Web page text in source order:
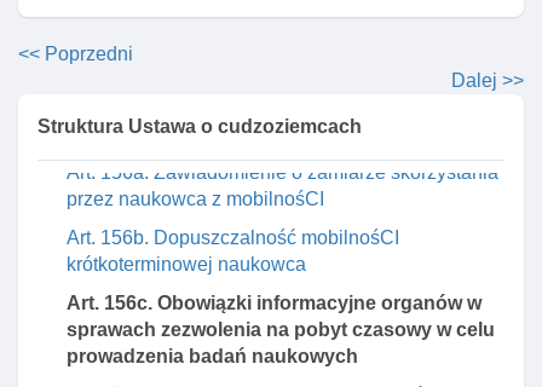
<< Poprzedni
Dalej >>
Struktura Ustawa o cudzoziemcach
pobyt czasowy naukowca w celu prowadzenia
badań naukowych lub mobilnośCI
Długoterminowej
naukowej
Art. 156a. Zawiadomienie o zamiarze skorzystania
przez naukowca z mobilnośCI
Art. 156b. Dopuszczalność mobilnośCI
krótkoterminowej naukowca
Art. 156c. Obowiązki informacyjne organów w
sprawach zezwolenia na pobyt czasowy w celu
prowadzenia badań naukowych